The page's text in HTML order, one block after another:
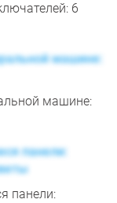
6
машине:
панели: